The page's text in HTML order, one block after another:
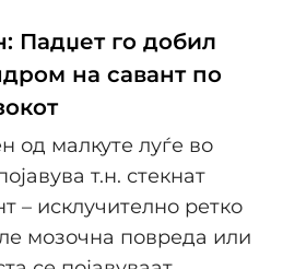
Падџет го добил
на савант по
од малкуте луѓе во
т.н. стекнат
– исклучително ретко
мозочна повреда или